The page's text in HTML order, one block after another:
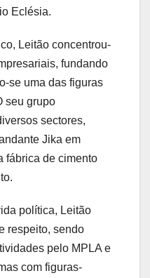
Eclésia.
Leitão concentrou-
fundando
se uma das figuras
seu grupo
sectores,
Jika em
fábrica de cimento
política, Leitão
respeito, sendo
pelo MPLA e
com figuras-